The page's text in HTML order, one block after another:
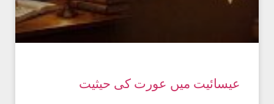
عیسائیت میں عورت کی حیثیت